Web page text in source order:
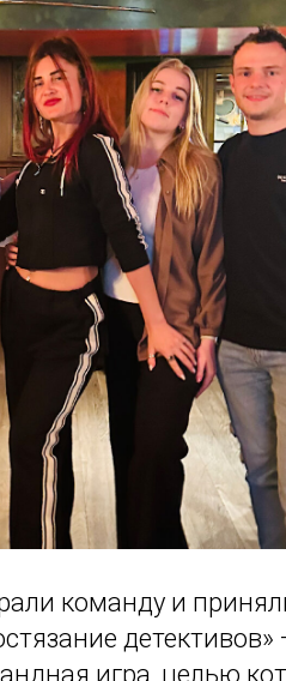
команду и
детективов»
игра, целью